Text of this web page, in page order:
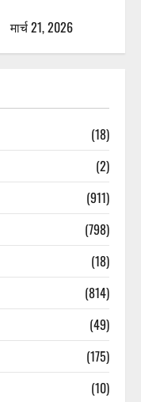
मार्च 21, 2026
(18)
(2)
(911)
(798)
(18)
(814)
(49)
(175)
(10)